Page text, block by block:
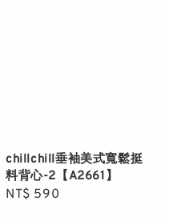
chillchill垂袖美式寬鬆挺
料背心-2【A2661】
Regular
NT$ 590